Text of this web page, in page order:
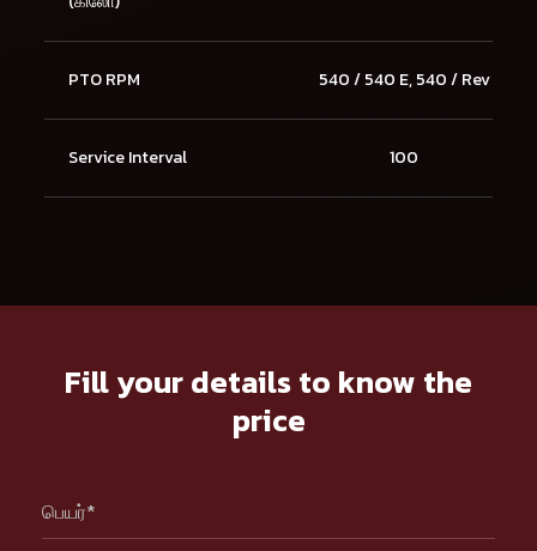
PTO RPM 540 / 540 E, 540 / Rev
Service Interval 100
Fill your details to know the
price
பெயர்*